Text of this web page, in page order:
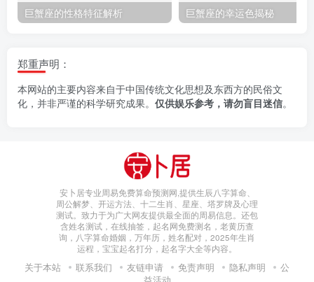
巨蟹座的性格特征解析 巨蟹座的幸运色揭秘
郑重声明：
本网站的主要内容来自于中国传统文化思想及东西方的民俗文
化，并非严谨的科学研究成果。 仅供娱乐参考，请勿盲目迷信。
安卜居专业周易免费算命预测网,提供生辰八字算命、
周公解梦、开运方法、十二生肖、星座、塔罗牌及心理
测试。致力于为广大网友提供最全面的周易信息。还包
含姓名测试，在线抽签，起名网免费测名，老黄历查
询，八字算命婚姻，万年历，姓名配对，2025年生肖
运程，宝宝起名打分，起名字大全等内容。
关于本站 联系我们 友链申请 免责声明 隐私声明
公